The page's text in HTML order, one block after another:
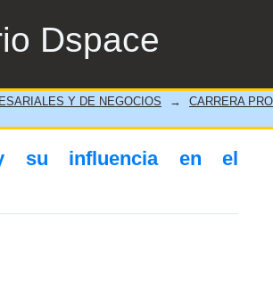
Dspace
en el ordenamiento
Y DE NEGOCIOS →
CARRERA
su influencia en el